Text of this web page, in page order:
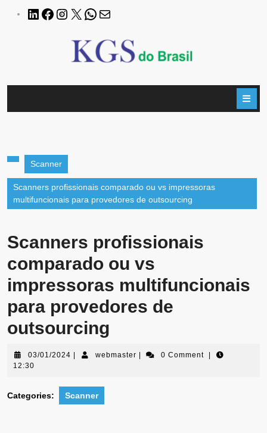
Scanner
Scanners profissionais comparado ou vs impressoras
multifuncionais para provedores de outsourcing
Scanners profissionais
comparado ou vs
impressoras multifuncionais
para provedores de
outsourcing
03/01/2024 webmaster 0 Comment
12:30
Categories: Scanner